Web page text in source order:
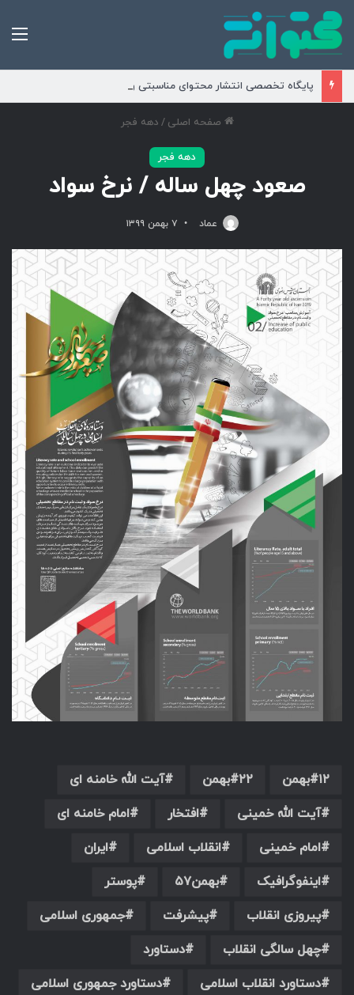
پایگاه تخصصی انتشار محتوای مناسبتی و موضوعی
صفحه اصلی / دهه فجر
دهه فجر
صعود چهل ساله / نرخ سواد
عماد ۷ بهمن ۱۳۹۹
۱۲بهمن ۲۲بهمن
آیت الله خامنه ای
آیت الله خمینی
افتخار
امام خامنه ای
امام خمینی
انقلاب اسلامی
ایران
اینفوگرافیک
بهمن۵۷
پوستر
پیروزی انقلاب
پیشرفت
جمهوری اسلامی
چهل سالگی انقلاب
دستاورد
دستاورد انقلاب اسلامی
دستاورد جمهوری اسلامی